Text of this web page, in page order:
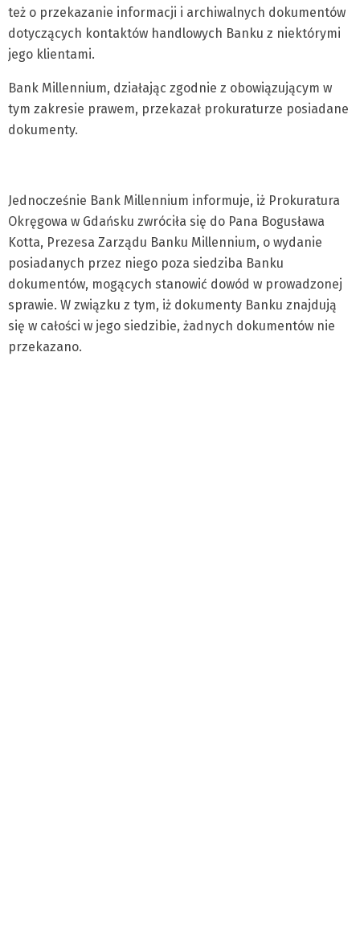
też o przekazanie informacji i archiwalnych dokumentów
dotyczących kontaktów handlowych Banku z niektórymi
jego klientami.
Bank Millennium, działając zgodnie z obowiązującym w
tym zakresie prawem, przekazał prokuraturze posiadane
dokumenty.
Jednocześnie Bank Millennium informuje, iż Prokuratura
Okręgowa w Gdańsku zwróciła się do Pana Bogusława
Kotta, Prezesa Zarządu Banku Millennium, o wydanie
posiadanych przez niego poza siedziba Banku
dokumentów, mogących stanowić dowód w prowadzonej
sprawie. W związku z tym, iż dokumenty Banku znajdują
się w całości w jego siedzibie, żadnych dokumentów nie
przekazano.